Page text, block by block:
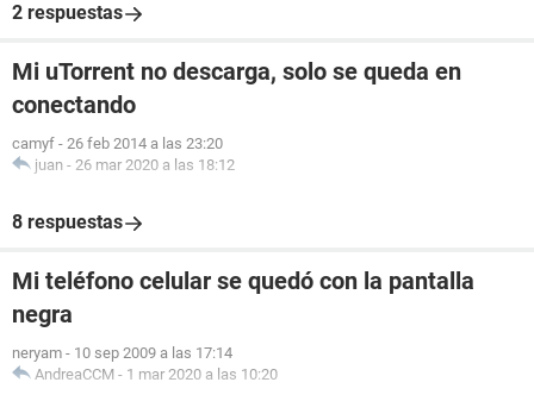
2 respuestas
Mi uTorrent no descarga, solo se queda en
conectando
camyf - 26 feb 2014 a las 23:20
juan - 26 mar 2020 a las 18:12
8 respuestas
Mi teléfono celular se quedó con la pantalla
negra
neryam - 10 sep 2009 a las 17:14
AndreaCCM - 1 mar 2020 a las 10:20